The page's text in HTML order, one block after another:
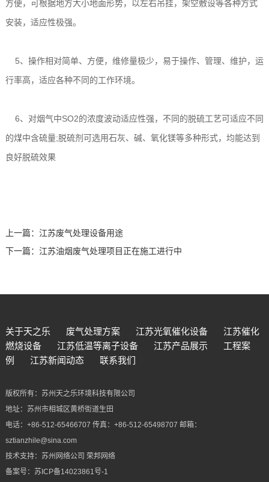
方便，可根据地方大小地面形势，以左右吊挂，架空敷设等各种方式
安装，适应性极强。
5、操作相对简单、方便，维修量极少，易于操作、管理、维护，运
行率高，适应各种不同的工作环境。
6、对烟气中SO2的浓度波动适应性强，不同的脱硫工艺可适应不同
的煤中含硫量;脱硫剂可选用石灰、碱、氧化镁等多种形式，均能达到
良好脱硫效果
上一篇： 江苏废气处理设备用途
下一篇： 江苏油烟废气处理项目正在施工进行中
关于天之乐 废气处理方案 江苏光氧催化设备
江苏催化
燃烧设备
江苏低温等离子设备 江苏产品展示
工程案
例
江苏新闻动态 联系我们
版权所有：苏州天之乐环境科技有限公司
地址：苏州市相城区黄桥街道生田
电话：+86-512-65466707 传真：+86-512-65498707 邮箱：
sztianzhile@sina.com
技术支持： 苏州网络公司 荣邦网络
备案号： 苏ICP备14023861号-1